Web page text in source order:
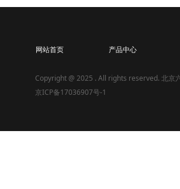
网站首页 产品中心
Copyright @ 2025 . All rights reserved. 北京
京ICP备17036907号-1